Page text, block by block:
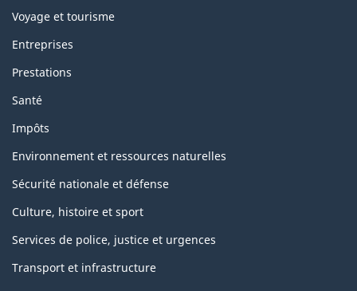
Voyage et tourisme
Entreprises
Prestations
Santé
Impôts
Environnement et ressources naturelles
Sécurité nationale et défense
Culture, histoire et sport
Services de police, justice et urgences
Transport et infrastructure